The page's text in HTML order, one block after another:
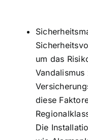
um das
diese
Die